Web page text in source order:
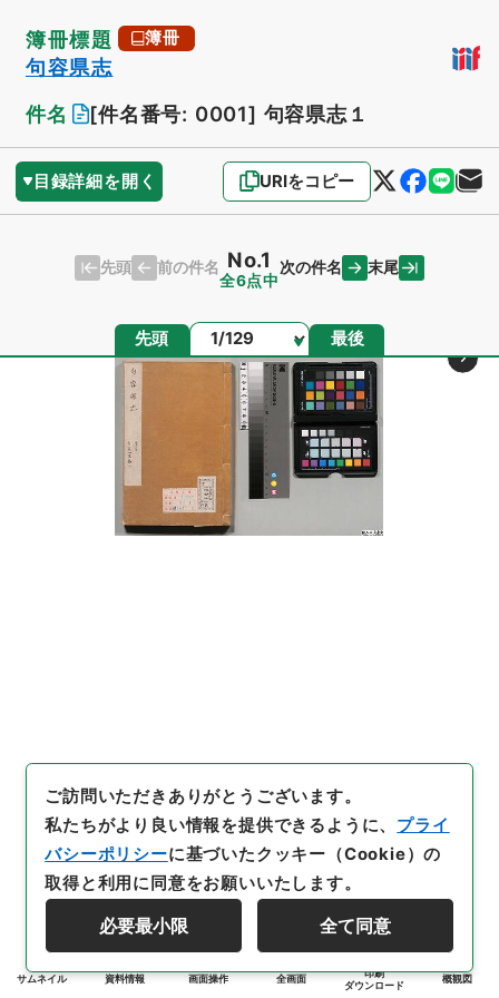
簿冊標題 簿冊
句容県志
件名
[件名番号: 0001] 句容県志１
目録詳細を開く URIをコピー
先頭 前の件名 No.1
全6点中
次の件名 末尾
先頭 ページ 最後
サムネイル 資料情報 画面操作 全画面
印刷
ダウンロード
概観図
ご訪問いただきありがとうございます。
私たちがより良い情報を提供できるように、 プライ
バシーポリシーに基づいたクッキー（Cookie）の
取得と利用に同意をお願いいたします。
必要最小限 全て同意